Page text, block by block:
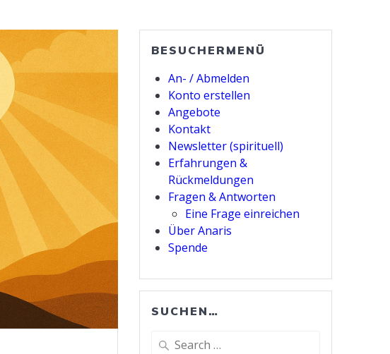
BESUCHERMENÜ
An- / Abmelden
Konto erstellen
Angebote
Kontakt
Newsletter (spirituell)
Erfahrungen &
Rückmeldungen
Fragen & Antworten
Eine Frage einreichen
Über Anaris
Spende
SUCHEN…
Search